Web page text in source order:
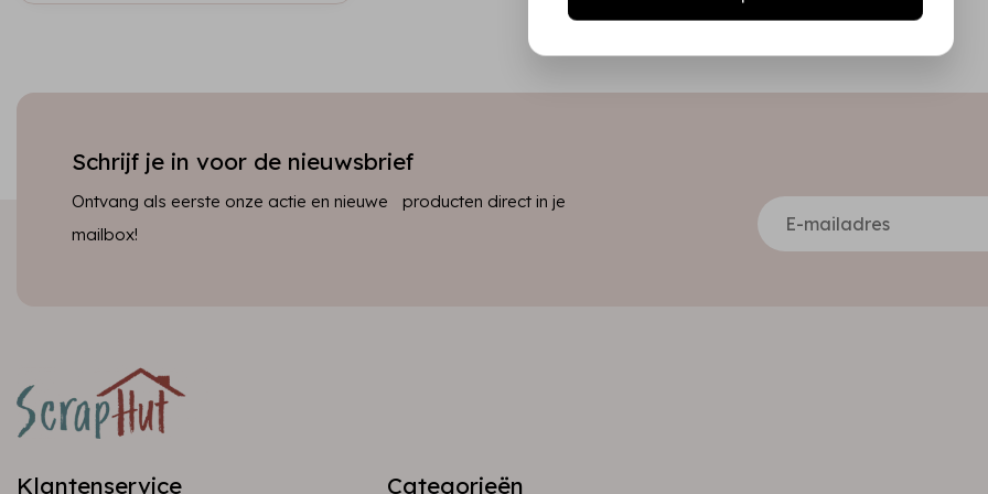
Schrijf je in voor de nieuwsbrief
Ontvang als eerste onze actie en nieuwe producten direct in je
mailbox!
Klantenservice Categorieën